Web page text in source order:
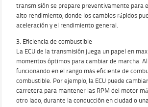
transmisión se prepare preventivamente para
alto rendimiento, donde los cambios rápidos
aceleración y el rendimiento general.
3. Eficiencia de combustible
La ECU de la transmisión juega un papel en
momentos óptimos para cambiar de marcha.
funcionando en el rango más eficiente de
combustible. Por ejemplo, la ECU puede
carretera para mantener las RPM del motor
otro lado, durante la conducción en ciudad o